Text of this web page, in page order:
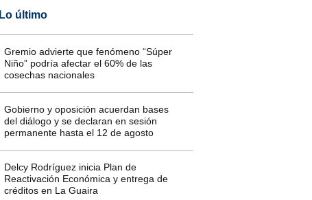
Lo último
Gremio advierte que fenómeno “Súper
Niño” podría afectar el 60% de las
cosechas nacionales
Gobierno y oposición acuerdan bases
del diálogo y se declaran en sesión
permanente hasta el 12 de agosto
Delcy Rodríguez inicia Plan de
Reactivación Económica y entrega de
créditos en La Guaira